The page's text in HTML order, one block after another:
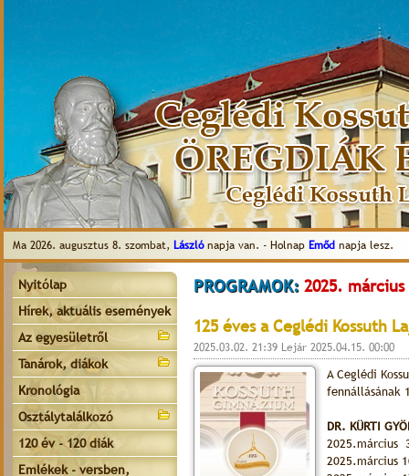
Ma 2026. augusztus 8. szombat, Lászlónapja van. - Holnap Emőd napja lesz.
Nyitólap
Hírek, aktuális események
Az egyesületről
Tanárok, diákok
Kronológia
Osztálytalálkozó
120 év - 120 diák
Emlékek - versben,
PROGRAMOK: 2025. március
125 éves a Ceglédi Kossuth
2025.03.02. 21:39 Lejár 2025.04.15. 00:00
A Ceglédi
fennállásának
DR. KÜRTI